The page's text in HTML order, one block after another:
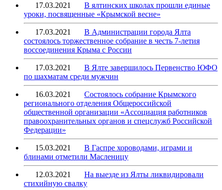
17.03.2021
В ялтинских школах прошли единые
уроки, посвященные «Крымской весне»
17.03.2021
В Администрации города Ялта
состоялось торжественное собрание в честь 7-летия
воссоединения Крыма с России
17.03.2021
В Ялте завершилось Первенство ЮФО
по шахматам среди мужчин
16.03.2021
Состоялось собрание Крымского
регионального отделения Общероссийской
общественной организации «Ассоциация работников
правоохранительных органов и спецслужб Российской
Федерации»
15.03.2021
В Гаспре хороводами, играми и
блинами отметили Масленицу
12.03.2021
На выезде из Ялты ликвидировали
стихийную свалку